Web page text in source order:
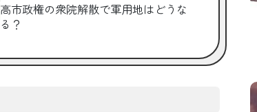
高市政権の衆院解散で軍用地はどうな
る？